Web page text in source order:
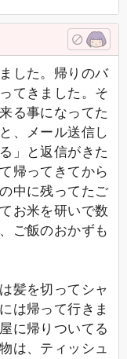
した。帰りのバ
てきました。そ
る事になってた
、メール送信し
」と返信がきた
帰ってきてから
中に残ってたご
お米を研いで数
ご飯のおかずも
髪を切ってシャ
は帰って行きま
に帰りついてる
は、ティッシュ